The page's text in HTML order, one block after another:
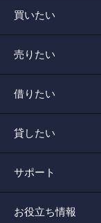
買いたい
売りたい
借りたい
貸したい
サポート
お役立ち情報